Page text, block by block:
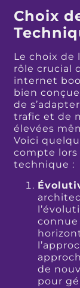
Choix
Le choix de
rôle crucial
internet
bien
de
trafic et de
élevées
Voici
compte lors
technique :
connue
de
pour